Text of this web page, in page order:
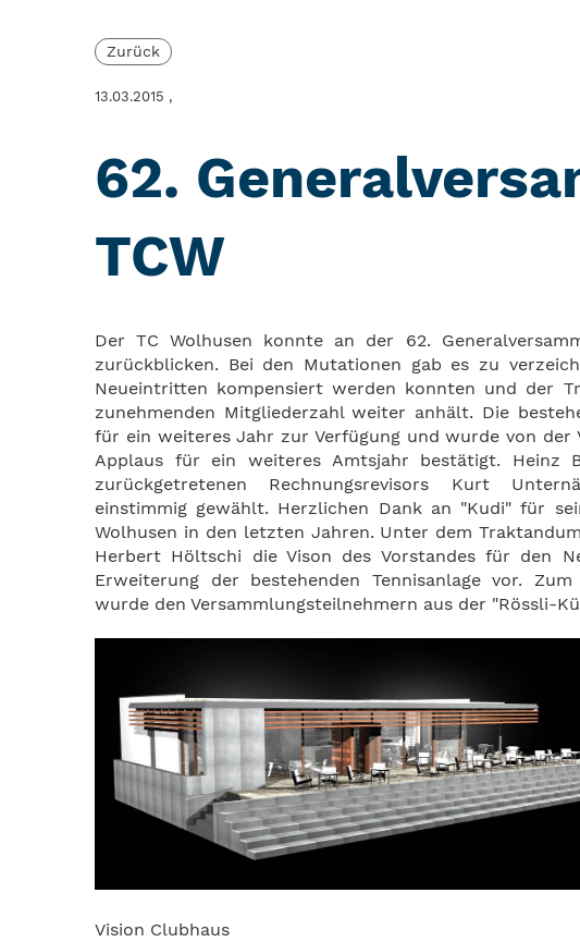
Zurück
13.03.2015 ,
62.
TCW
Der TC Wolhusen konnte an der 62.
zurückblicken. Bei den Mutationen gab es zu
Neueintritten kompensiert werden konnten und der
zunehmenden Mitgliederzahl weiter anhält. Die
für ein weiteres Jahr zur Verfügung und wurde von der
Applaus für ein weiteres Amtsjahr bestätigt. Heinz
zurückgetretenen Rechnungsrevisors Kurt
einstimmig gewählt. Herzlichen Dank an "Kudi" für
Wolhusen in den letzten Jahren. Unter dem
Herbert Höltschi die Vison des Vorstandes für den
Erweiterung der bestehenden Tennisanlage vor.
wurde den Versammlungsteilnehmern aus der "Rössli-
Vision Clubhaus